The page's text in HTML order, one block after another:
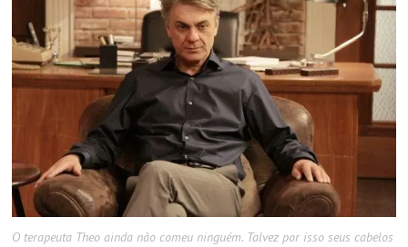
O terapeuta Theo ainda não comeu ninguém. Talvez por isso seus cabelos